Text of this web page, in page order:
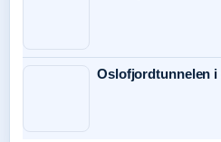
Oslofjordtunnelen i